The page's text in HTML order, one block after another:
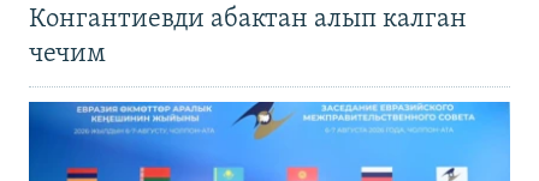
Конгантиевди абактан алып калган
чечим